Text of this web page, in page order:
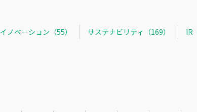
イノベーション（55） サステナビリティ（169） IR